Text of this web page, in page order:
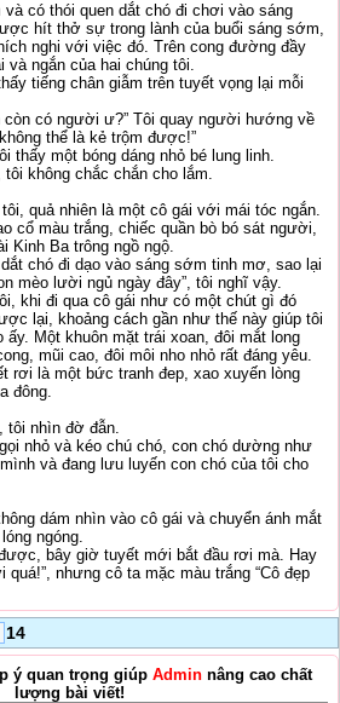
có thói quen dắt chó đi chơi vào sáng
hít thở sự trong lành của buổi sáng sớm,
nghi với việc đó. Trên cong đường đầy
và ngắn của hai chúng tôi.
tiếng chân giẫm trên tuyết vọng lại mỗi
còn có người ư?” Tôi quay người hướng về
thể là kẻ trộm được!”
thấy một bóng dáng nhỏ bé lung linh.
không chắc chắn cho lắm.
quả nhiên là một cô gái với mái tóc ngắn.
cổ màu trắng, chiếc quần bò bó sát người,
Kinh Ba trông ngồ ngộ.
chó đi dạo vào sáng sớm tinh mơ, sao lại
mèo lười ngủ ngày đây”, tôi nghĩ vậy.
khi đi qua cô gái như có một chút gì đó
lại, khoảng cách gần như thế này giúp tôi
ấy. Một khuôn mặt trái xoan, đôi mắt long
mũi cao, đôi môi nho nhỏ rất đáng yêu.
rơi là một bức tranh đep, xao xuyến lòng
đông.
tôi nhìn đờ đẫn.
nhỏ và kéo chú chó, con chó dường như
và đang lưu luyến con chó của tôi cho
dám nhìn vào cô gái và chuyển ánh mắt
ngóng.
bây giờ tuyết mới bắt đầu rơi mà. Hay
nhưng cô ta mặc màu trắng “Cô đẹp
14
ý quan trọng giúp Admin nâng cao chất
lượng bài viết!